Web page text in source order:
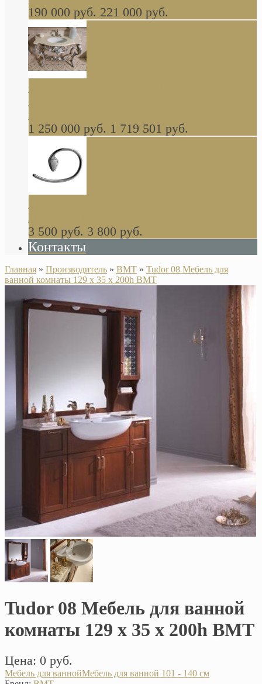
190 000 руб. 221 000 руб.
стиле барокко, из массива дерева, светло
коричневый матовый окрас + серебро
1 250 000 руб. 1 719 501 руб.
Khala Colombo аксессуары (серия) В
НАЛИЧИИ
3 500 руб. 3 800 руб.
Контакты
Главная » Производитель » BMT » Tudor 08 Мебель для
ванной комнаты 129 х 35 х 200h BMT
Tudor 08 Мебель для ванной
комнаты 129 х 35 х 200h BMT
Цена: 0 руб.
Мебель для ваннойМебель для ванной 101 - 140 см